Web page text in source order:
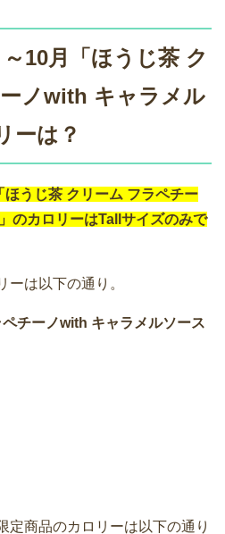
10月「ほうじ茶 ク
ノwith キャラメル
ーは？
ほうじ茶 クリーム フラペチー
のカロリーはTallサイズのみで
ーは以下の通り。
ペチーノwith キャラメルソース
定商品のカロリーは以下の通り